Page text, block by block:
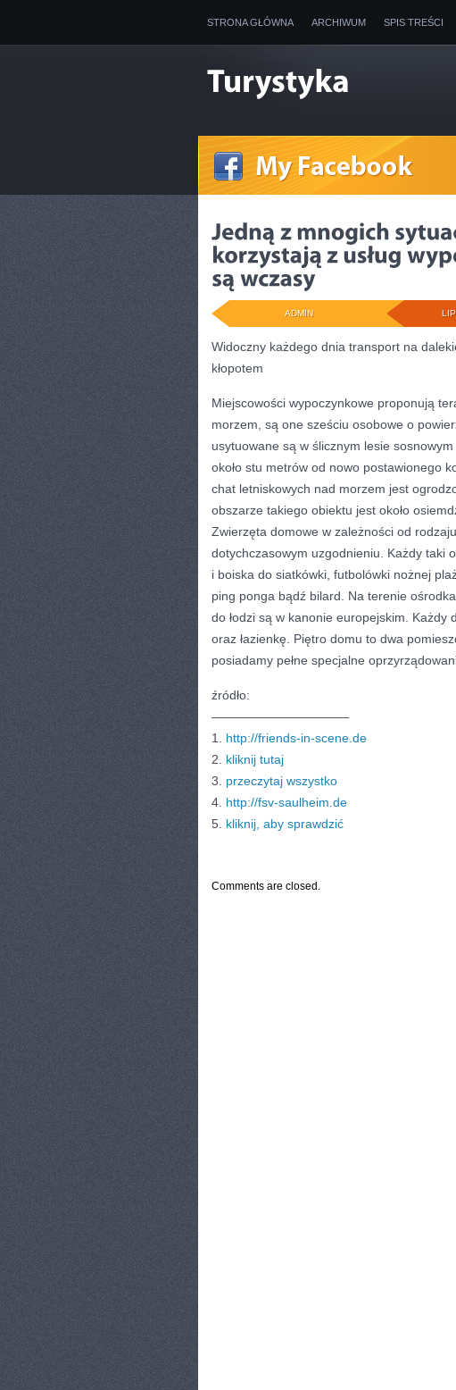
STRONA GŁÓWNA ARCHIWUM SPIS TREŚCI
ADMIN
Widoczny każdego dnia transport na
kłopotem
Miejscowości wypoczynkowe proponują
morzem, są one sześciu osobowe o
usytuowane są w ślicznym lesie
około stu metrów od nowo postawionego
chat letniskowych nad morzem jest
obszarze takiego obiektu jest około
Zwierzęta domowe w zależności od
dotychczasowym uzgodnieniu. Każdy taki
i boiska do siatkówki, futbolówki nożnej
ping ponga bądź bilard. Na terenie
do łodzi są w kanonie europejskim. Każdy
oraz łazienkę. Piętro domu to dwa
posiadamy pełne specjalne
źródło:
———————————
1. http://friends-in-scene.de
2. kliknij tutaj
3. przeczytaj wszystko
4. http://fsv-saulheim.de
5. kliknij, aby sprawdzić
Comments are closed.